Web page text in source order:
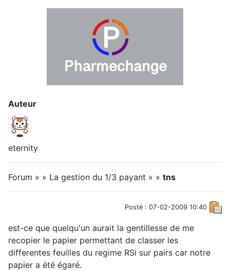
Auteur
eternity
Forum » » La gestion du 1/3 payant » » tns
Posté : 07-02-2009 10:40
est-ce que quelqu'un aurait la gentillesse de me
recopier le papier permettant de classer les
differentes feuilles du regime RSi sur pairs car notre
papier a été égaré.